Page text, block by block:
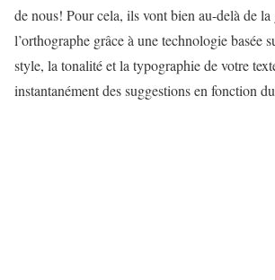
de nous! Pour cela, ils vont bien au-delà de la
l’orthographe grâce à une technologie basée
style, la tonalité et la typographie de votre
instantanément des suggestions en fonction